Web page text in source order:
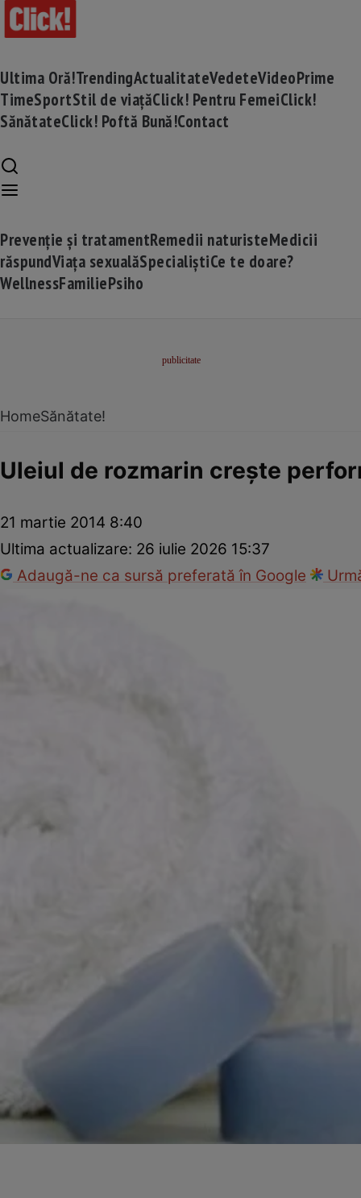
Ultima Oră!TrendingActualitateVedeteVideoPrime
TimeSportStil de viațăClick! Pentru FemeiClick!
SănătateClick! Poftă Bună!Contact
Prevenție și tratamentRemedii naturisteMedicii
răspundViața sexualăSpecialiștiCe te doare?
WellnessFamiliePsiho
HomeSănătate!
Uleiul de rozmarin creşte
21 martie 2014 8:40
Ultima actualizare: 26 iulie 2026 15:37
Adaugă-ne ca sursă preferată în Google